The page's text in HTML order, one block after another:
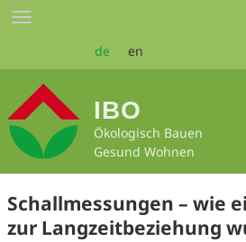
Zum
Seiteninhalt
Toggle
de en
IBO
Ökologisch Bauen
Gesund Wohnen
Schallmessungen – wie
zur Langzeitbeziehung